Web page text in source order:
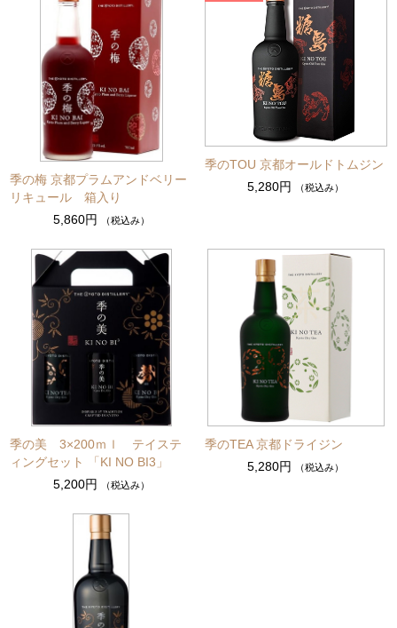
季の梅 京都プラムアンドベリー
リキュール 箱入り
5,860円
（税込み）
季のTOU 京都オールドトムジン
5,280円
（税込み）
季の美 3×200ｍｌ テイステ
ィングセット 「KI NO BI3」
5,200円
（税込み）
季のTEA 京都ドライジン
5,280円
（税込み）